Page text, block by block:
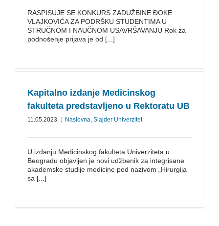
RASPISUJE SE KONKURS ZADUŽBINE ĐOKE
VLAJKOVIĆA ZA PODRŠKU STUDENTIMA U
STRUČNOM I NAUČNOM USAVRŠAVANJU Rok za
podnošenje prijava je od [...]
Kapitalno izdanje Medicinskog
fakulteta predstavljeno u Rektoratu UB
11.05.2023. Naslovna, Slajder Univerzitet
U izdanju Medicinskog fakulteta Univerziteta u
Beogradu objavljen je novi udžbenik za integrisane
akademske studije medicine pod nazivom „Hirurgija
sa [...]